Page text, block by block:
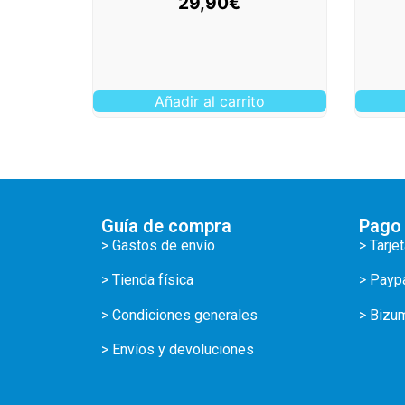
Añadir al carrito
Guía de compra
> Gastos de envío
> Tienda física
> Condiciones generales
> Envíos y devoluciones
>
>
>